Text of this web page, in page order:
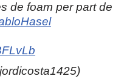
de foam per part de